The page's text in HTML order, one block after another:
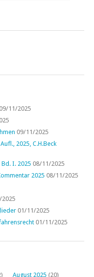
09/11/2025
09/11/2025
2025, C.H.Beck
I. 2025 08/11/2025
2025 08/11/2025
01/11/2025
01/11/2025
August 2025 (20)